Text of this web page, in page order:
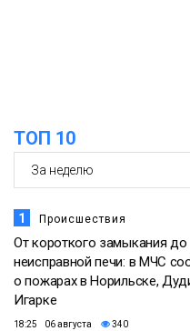
ТОП 10
1 Происшествия
От короткого замыкания до
неисправной печи: в МЧС
о пожарах в Норильске,
Игарке
18:25 06 августа 340